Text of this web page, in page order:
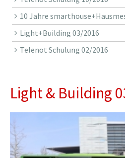
10 Jahre
Light+Building 03/2016
Telenot Schulung 02/2016
Light & Building